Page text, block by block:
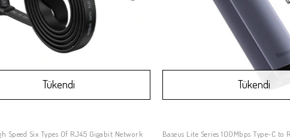
Tükendi
Speed Six Types Of RJ45 Gigabit Network
Tükendi
Baseus Lite Series 100Mbps Type-C to